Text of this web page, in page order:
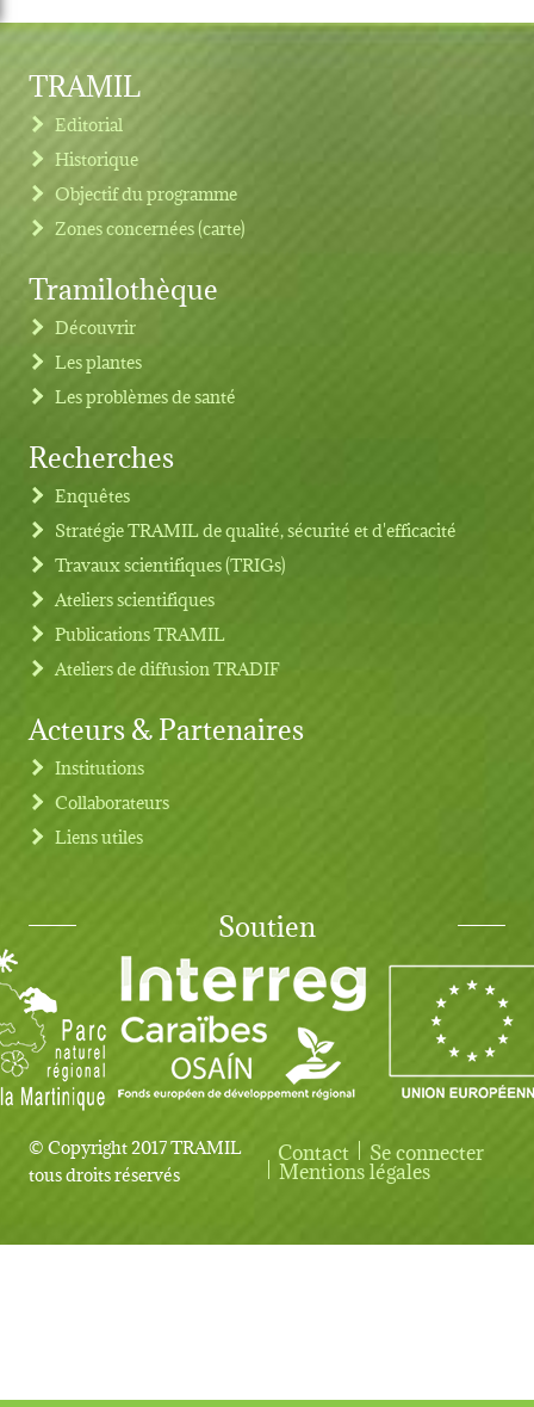
Footer menu
TRAMIL
Editorial
Historique
Objectif du programme
Zones concernées (carte)
Tramilothèque
Découvrir
Les plantes
Les problèmes de santé
Recherches
Enquêtes
Stratégie TRAMIL de qualité, sécurité et d'efficacité
Travaux scientifiques (TRIGs)
Ateliers scientifiques
Publications TRAMIL
Ateliers de diffusion TRADIF
Acteurs & Partenaires
Institutions
Collaborateurs
Liens utiles
Soutien
© Copyright 2017 TRAMIL
tous droits réservés
User account menu
Contact Se connecter
Mentions légales